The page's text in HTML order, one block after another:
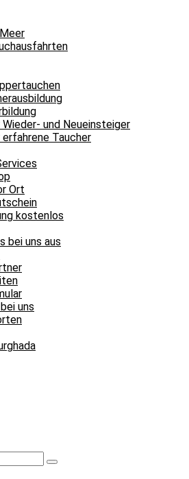
und Neueinsteiger
Taucher
Ort
kostenlos
bei uns aus
uns